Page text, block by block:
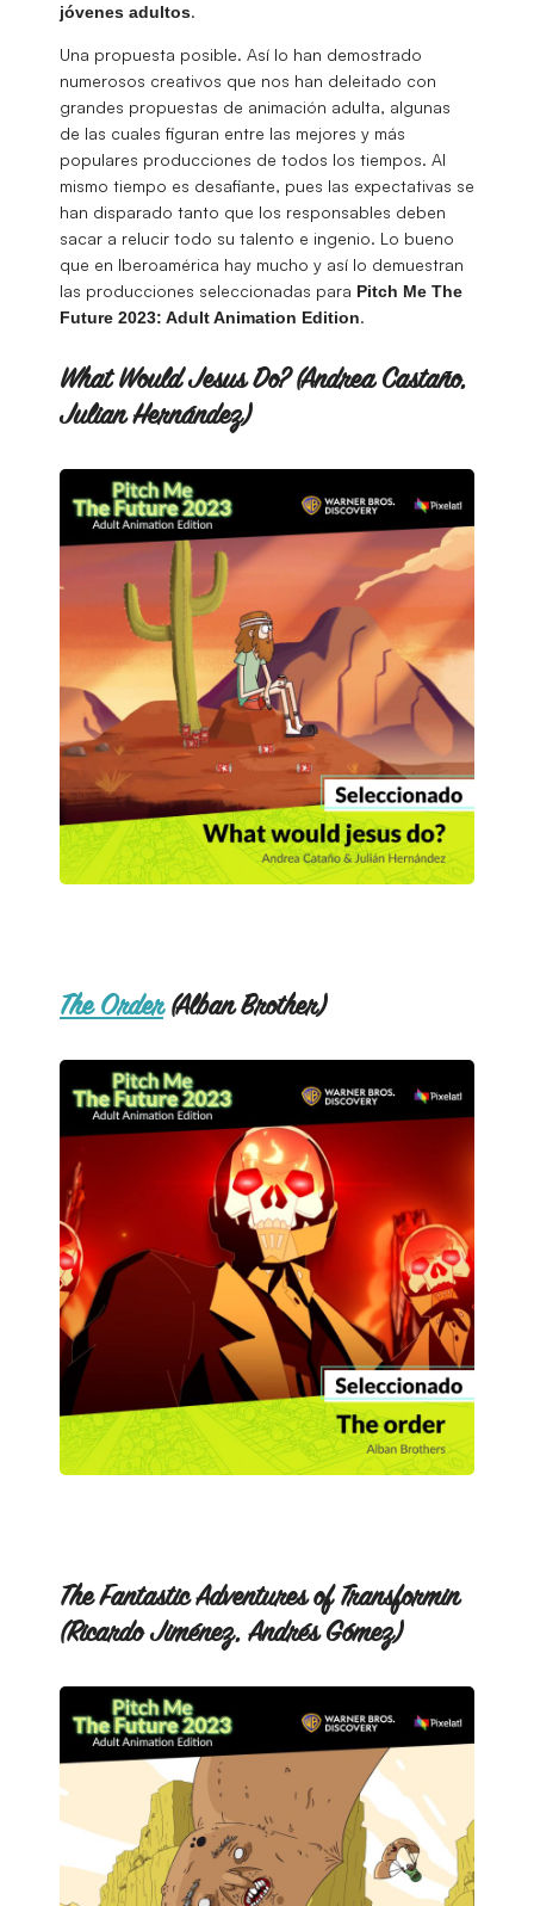
jóvenes adultos.
Una propuesta posible. Así lo han demostrado
numerosos creativos que nos han deleitado con
grandes propuestas de animación adulta, algunas
de las cuales figuran entre las mejores y más
populares producciones de todos los tiempos. Al
mismo tiempo es desafiante, pues las expectativas se
han disparado tanto que los responsables deben
sacar a relucir todo su talento e ingenio. Lo bueno
que en Iberoamérica hay mucho y así lo demuestran
las producciones seleccionadas para Pitch Me The
Future 2023: Adult Animation Edition.
What Would Jesus Do? (Andrea Castaño,
Julian Hernández)
The Order(Alban Brother)
The Fantastic Adventures of Transformin
(Ricardo Jiménez, Andrés Gómez)